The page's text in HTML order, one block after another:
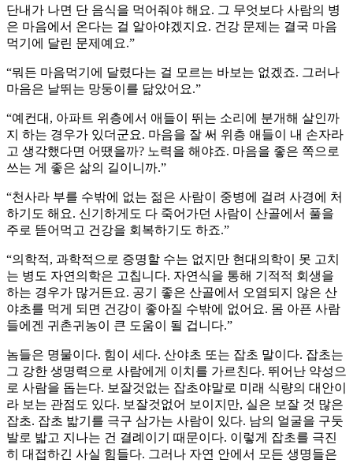
단내가 나면 단 음식을 먹어줘야 해요. 그 무엇보다 사람의 병
은 마음에서 온다는 걸 알아야겠지요. 건강 문제는 결국 마음
먹기에 달린 문제예요.”
“뭐든 마음먹기에 달렸다는 걸 모르는 바보는 없겠죠. 그러나
마음은 날뛰는 망둥이를 닮았어요.”
“예컨대, 아파트 위층에서 애들이 뛰는 소리에 분개해 살인까
지 하는 경우가 있더군요. 마음을 잘 써 위층 애들이 내 손자라
고 생각했다면 어땠을까? 노력을 해야죠. 마음을 좋은 쪽으로
쓰는 게 좋은 삶의 길이니까.”
“천사라 부를 수밖에 없는 젊은 사람이 중병에 걸려 사경에 처
하기도 해요. 신기하게도 다 죽어가던 사람이 산골에서 풀을
주로 뜯어먹고 건강을 회복하기도 하죠.”
“의학적, 과학적으로 증명할 수는 없지만 현대의학이 못 고치
는 병도 자연의학은 고칩니다. 자연식을 통해 기적적 회생을
하는 경우가 많거든요. 공기 좋은 산골에서 오염되지 않은 산
야초를 먹게 되면 건강이 좋아질 수밖에 없어요. 몸 아픈 사람
들에겐 귀촌귀농이 큰 도움이 될 겁니다.”
놈들은 명물이다. 힘이 세다. 산야초 또는 잡초 말이다. 잡초는
그 강한 생명력으로 사람에게 이치를 가르친다. 뛰어난 약성으
로 사람을 돕는다. 보잘것없는 잡초야말로 미래 식량의 대안이
라 보는 관점도 있다. 보잘것없어 보이지만, 실은 보잘 것 많은
잡초. 잡초 밟기를 극구 삼가는 사람이 있다. 남의 얼굴을 구둣
발로 밟고 지나는 건 결례이기 때문이다. 이렇게 잡초를 극진
히 대접하긴 사실 힘들다. 그러나 자연 안에서 모든 생명들은